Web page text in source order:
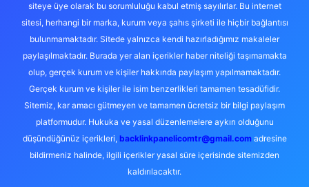
siteye üye olarak bu sorumluluğu kabul etmiş sayılırlar. Bu internet
sitesi, herhangi bir marka, kurum veya şahıs şirketi ile hiçbir bağlantısı
bulunmamaktadır. Sitede yalnızca kendi hazırladığımız makaleler
paylaşılmaktadır. Burada yer alan içerikler haber niteliği taşımamakta
olup, gerçek kurum ve kişiler hakkında paylaşım yapılmamaktadır.
Gerçek kurum ve kişiler ile isim benzerlikleri tamamen tesadüfidir.
Sitemiz, kar amacı gütmeyen ve tamamen ücretsiz bir bilgi paylaşım
platformudur. Hukuka ve yasal düzenlemelere aykırı olduğunu
düşündüğünüz içerikleri, backlinkpanelicomtr@gmail.comadresine
bildirmeniz halinde, ilgili içerikler yasal süre içerisinde sitemizden
kaldırılacaktır.